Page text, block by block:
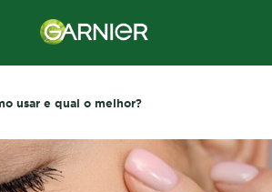
usar e qual o melhor?